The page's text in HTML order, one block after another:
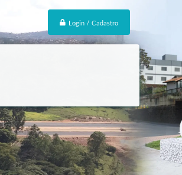
Login / Cadastro